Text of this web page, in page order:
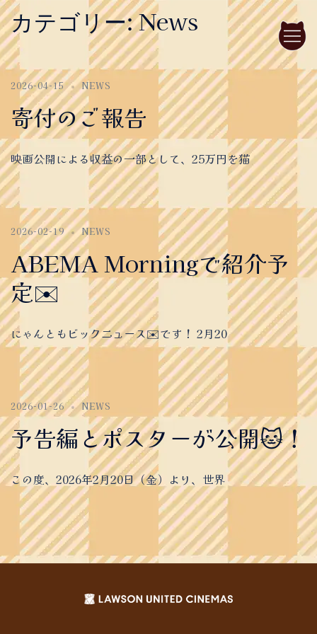
Skip
to
content
カテゴリー:News
2026-04-15 NEWS
寄付のご報告
映画公開による収益の一部として、25万円を猫
2026-02-19 NEWS
ABEMA Morningで紹介予
定✉️
にゃんともビックニュース✉️です！ 2月20
2026-01-26 NEWS
予告編とポスターが公開🐱！
この度、2026年2月20日（金）より、世界